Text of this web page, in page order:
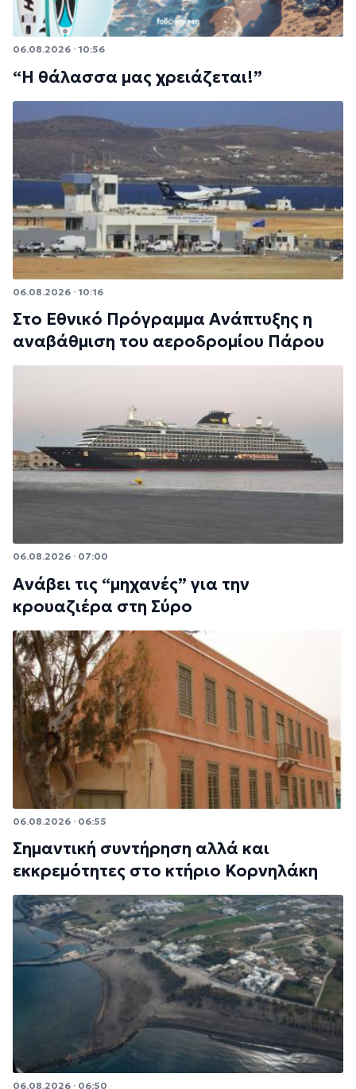
06.08.2026 · 10:56
“Η θάλασσα μας χρειάζεται!”
06.08.2026 · 10:16
Στο Εθνικό Πρόγραμμα Ανάπτυξης η
αναβάθμιση του αεροδρομίου Πάρου
06.08.2026 · 07:00
Ανάβει τις “μηχανές” για την
κρουαζιέρα στη Σύρο
06.08.2026 · 06:55
Σημαντική συντήρηση αλλά και
εκκρεμότητες στο κτήριο Κορνηλάκη
06.08.2026 · 06:50